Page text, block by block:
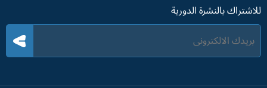
للاشتراك بالنشرة الدورية